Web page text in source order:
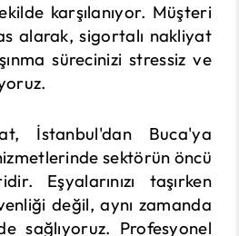
karşılanıyor. Müşteri
alarak, sigortalı nakliyat
sürecinizi stressiz ve
İstanbul'dan Buca'ya
sektörün öncü
Eşyalarınızı taşırken
değil, aynı zamanda
sağlıyoruz. Profesyonel